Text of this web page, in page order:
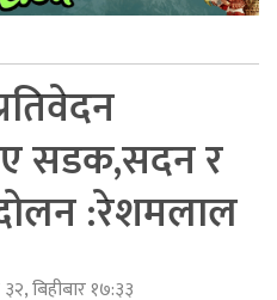
सडक,सदन र
:रेशमलाल
बिहीबार १७:३३